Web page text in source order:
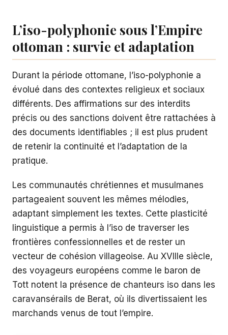
L’iso-polyphonie sous l’Empire
ottoman : survie et adaptation
Durant la période ottomane, l’iso-polyphonie a
évolué dans des contextes religieux et sociaux
différents. Des affirmations sur des interdits
précis ou des sanctions doivent être rattachées à
des documents identifiables ; il est plus prudent
de retenir la continuité et l’adaptation de la
pratique.
Les communautés chrétiennes et musulmanes
partageaient souvent les mêmes mélodies,
adaptant simplement les textes. Cette plasticité
linguistique a permis à l’iso de traverser les
frontières confessionnelles et de rester un
vecteur de cohésion villageoise. Au XVIIIe siècle,
des voyageurs européens comme le baron de
Tott notent la présence de chanteurs iso dans les
caravansérails de Berat, où ils divertissaient les
marchands venus de tout l’empire.